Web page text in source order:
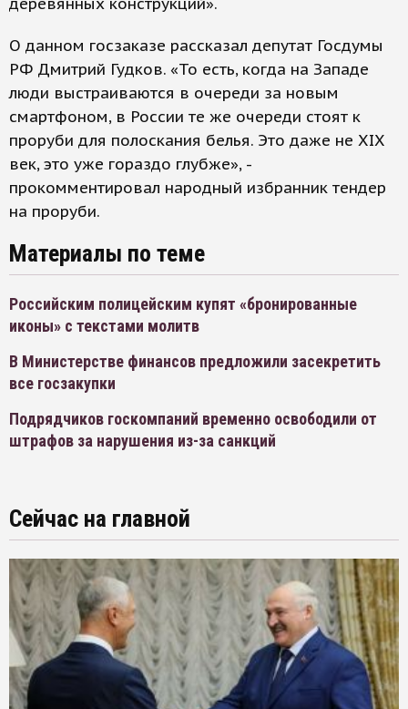
О данном госзаказе рассказал депутат Госдумы
РФ Дмитрий Гудков. «То есть, когда на Западе
люди выстраиваются в очереди за новым
смартфоном, в России те же очереди стоят к
проруби для полоскания белья. Это даже не XIX
век, это уже гораздо глубже», -
прокомментировал народный избранник тендер
на проруби.
Материалы по теме
Российским полицейским купят «бронированные
иконы» с текстами молитв
В Министерстве финансов предложили засекретить
все госзакупки
Подрядчиков госкомпаний временно освободили от
штрафов за нарушения из-за санкций
Сейчас на главной